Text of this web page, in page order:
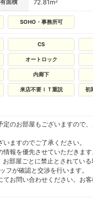
面積 72.81m
SOHO・事務所可
CS
オートロック
内廊下
来店不要ＩＴ重説 初
のお部屋もございますので
ますのでご了承ください。
報を優先させていただきます
部屋ごとに禁止とされてい
フが確認と交渉を行います。
お問い合わせください。お